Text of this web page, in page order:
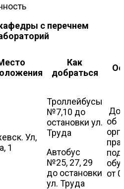
с перечнем
Как
добраться
Ул,
1
Троллейбусы
№7,10 до
остановки ул.
Труда
Автобус
№25, 27, 29
до остановки
ул. Труда
об
от